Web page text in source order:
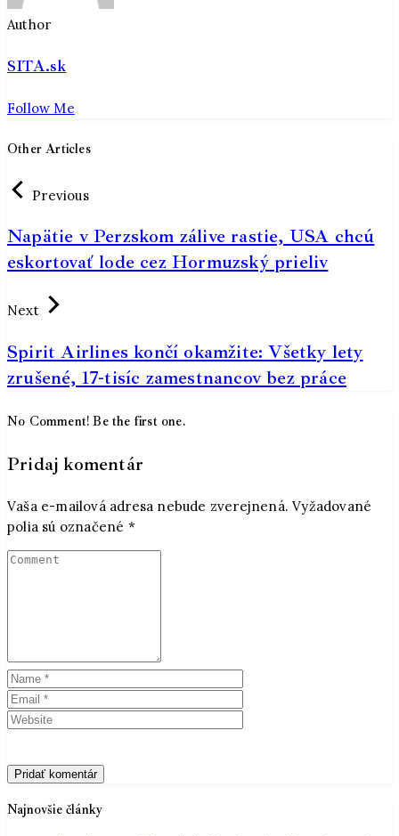
Author
SITA.sk
Follow Me
Other Articles
Previous
Napätie v Perzskom zálive rastie, USA chcú
eskortovať lode cez Hormuzský prieliv
Next
Spirit Airlines končí okamžite: Všetky lety
zrušené, 17-tisíc zamestnancov bez práce
No Comment! Be the first one.
Pridaj komentár
Vaša e-mailová adresa nebude zverejnená. Vyžadované
polia sú označené *
Najnovšie články